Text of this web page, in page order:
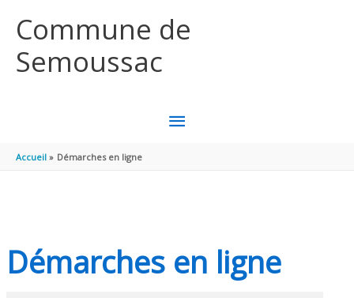
Commune de
Semoussac
MENU
Accueil Démarches en ligne
Démarches en ligne